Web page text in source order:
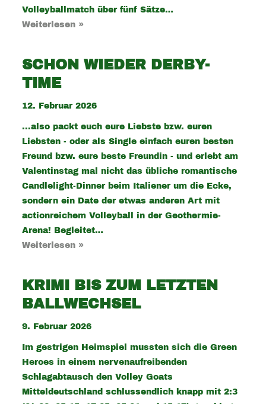
Volleyballmatch über fünf Sätze…
Weiterlesen »
SCHON WIEDER DERBY-
TIME
12. Februar 2026
...also packt euch eure Liebste bzw. euren
Liebsten - oder als Single einfach euren besten
Freund bzw. eure beste Freundin - und erlebt am
Valentinstag mal nicht das übliche romantische
Candlelight-Dinner beim Italiener um die Ecke,
sondern ein Date der etwas anderen Art mit
actionreichem Volleyball in der Geothermie-
Arena! Begleitet…
Weiterlesen »
KRIMI BIS ZUM LETZTEN
BALLWECHSEL
9. Februar 2026
Im gestrigen Heimspiel mussten sich die Green
Heroes in einem nervenaufreibenden
Schlagabtausch den Volley Goats
Mitteldeutschland schlussendlich knapp mit 2:3